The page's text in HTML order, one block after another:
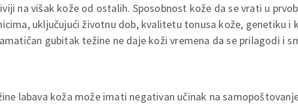
na višak kože od ostalih. Sposobnost kože da se vrati u
uključujući životnu dob, kvalitetu tonusa kože, genetiku i
gubitak težine ne daje koži vremena da se prilagodi i
labava koža može imati negativan učinak na